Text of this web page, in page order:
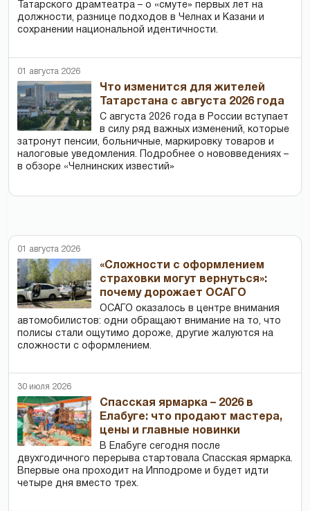
Татарского драмтеатра – о «смуте» первых лет на
должности, разнице подходов в Челнах и Казани и
сохранении национальной идентичности.
01 августа 2026
Что изменится для жителей
Татарстана с августа 2026 года
С августа 2026 года в России вступает
в силу ряд важных изменений, которые
затронут пенсии, больничные, маркировку товаров и
налоговые уведомления. Подробнее о нововведениях –
в обзоре «Челнинских известий»
01 августа 2026
«Сложности с оформлением
страховки могут вернуться»:
почему дорожает ОСАГО
ОСАГО оказалось в центре внимания
автомобилистов: одни обращают внимание на то, что
полисы стали ощутимо дороже, другие жалуются на
сложности с оформлением.
30 июля 2026
Спасская ярмарка – 2026 в
Елабуге: что продают мастера,
цены и главные новинки
В Елабуге сегодня после
двухгодичного перерыва стартовала Спасская ярмарка.
Впервые она проходит на Ипподроме и будет идти
четыре дня вместо трех.